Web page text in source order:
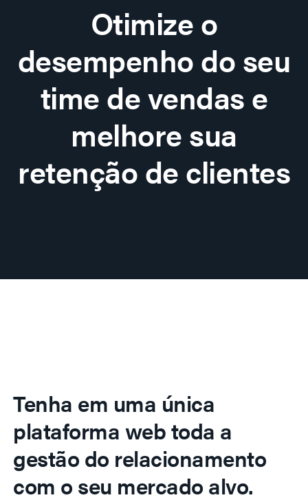
Otimize o
desempenho do seu
time de vendas e
melhore sua
retenção de clientes
Tenha em uma única
plataforma web toda a
gestão do relacionamento
com o seu mercado alvo.